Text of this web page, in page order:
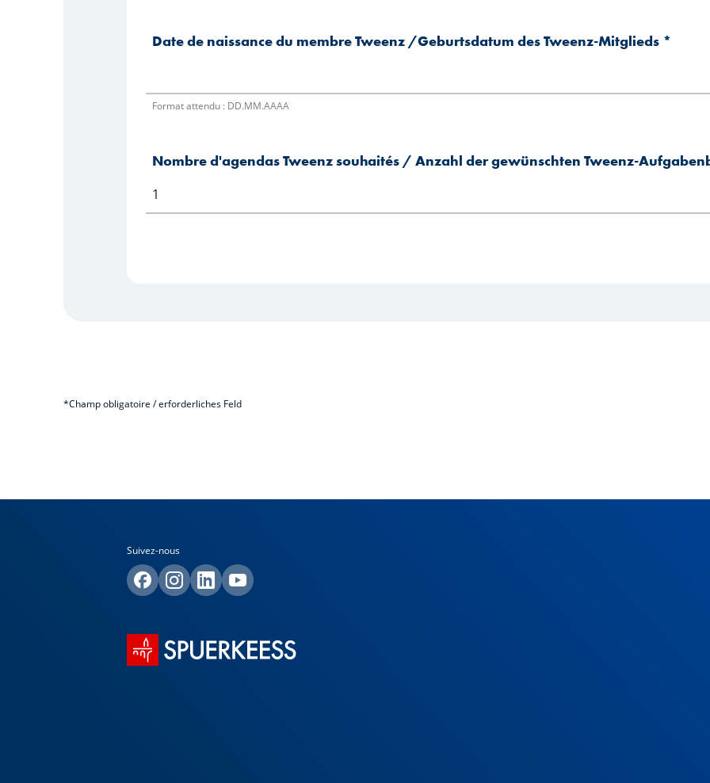
Date de naissance du membre Tweenz /Geburtsdatum des Tweenz-Mitglieds *
Format attendu : DD.MM.AAAA
Nombre d'agendas Tweenz souhaités / Anzahl der gewünschten Tweenz-
*Champ obligatoire / erforderliches Feld
Suivez-nous